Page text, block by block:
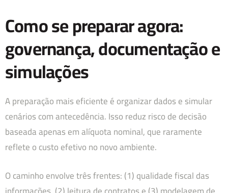
Como se preparar agora:
governança, documentação e
simulações
A preparação mais eficiente é organizar dados e simular
cenários com antecedência. Isso reduz risco de decisão
baseada apenas em alíquota nominal, que raramente
reflete o custo efetivo no novo ambiente.
O caminho envolve três frentes: (1) qualidade fiscal das